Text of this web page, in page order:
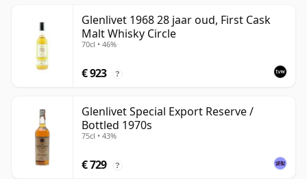
Glenlivet 1968 28 jaar oud, First Cask
Malt Whisky Circle
70cl • 46%
€ 923 ?
Glenlivet Special Export Reserve /
Bottled 1970s
75cl • 43%
€ 729 ?